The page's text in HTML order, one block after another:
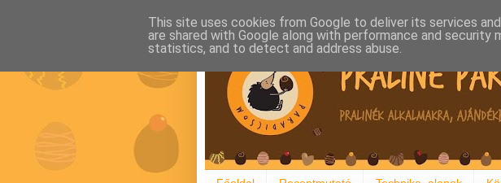
This site uses cookies from Google to deliver its services
are shared with Google along with performance and
statistics, and to detect and address abuse.